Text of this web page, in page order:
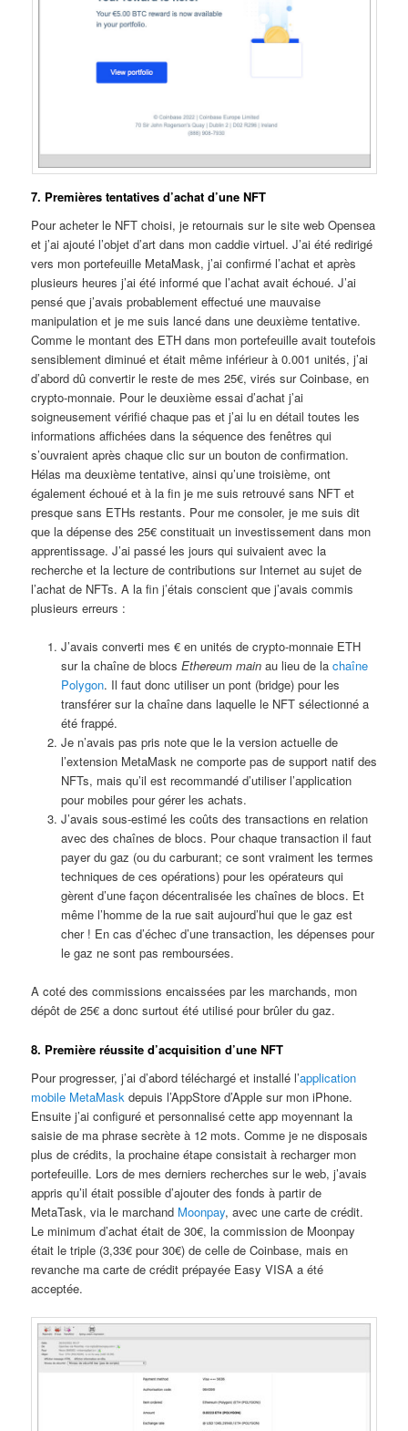
7. Premières tentatives d’achat d’une NFT
Pour acheter le NFT choisi, je retournais sur le site web Opensea
et j’ai ajouté l’objet d’art dans mon caddie virtuel. J’ai été redirigé
vers mon portefeuille MetaMask, j’ai confirmé l’achat et après
plusieurs heures j’ai été informé que l’achat avait échoué. J’ai
pensé que j’avais probablement effectué une mauvaise
manipulation et je me suis lancé dans une deuxième tentative.
Comme le montant des ETH dans mon portefeuille avait toutefois
sensiblement diminué et était même inférieur à 0.001 unités, j’ai
d’abord dû convertir le reste de mes 25€, virés sur Coinbase, en
crypto-monnaie. Pour le deuxième essai d’achat j’ai
soigneusement vérifié chaque pas et j’ai lu en détail toutes les
informations affichées dans la séquence des fenêtres qui
s’ouvraient après chaque clic sur un bouton de confirmation.
Hélas ma deuxième tentative, ainsi qu’une troisième, ont
également échoué et à la fin je me suis retrouvé sans NFT et
presque sans ETHs restants. Pour me consoler, je me suis dit
que la dépense des 25€ constituait un investissement dans mon
apprentissage. J’ai passé les jours qui suivaient avec la
recherche et la lecture de contributions sur Internet au sujet de
l’achat de NFTs. A la fin j’étais conscient que j’avais commis
plusieurs erreurs :
J’avais converti mes € en unités de crypto-monnaie ETH
sur la chaîne de blocs Ethereum mainau lieu de la chaîne
Polygon. Il faut donc utiliser un pont (bridge) pour les
transférer sur la chaîne dans laquelle le NFT sélectionné a
été frappé.
Je n’avais pas pris note que le la version actuelle de
l’extension MetaMask ne comporte pas de support natif des
NFTs, mais qu’il est recommandé d’utiliser l’application
pour mobiles pour gérer les achats.
J’avais sous-estimé les coûts des transactions en relation
avec des chaînes de blocs. Pour chaque transaction il faut
payer du gaz (ou du carburant; ce sont vraiment les termes
techniques de ces opérations) pour les opérateurs qui
gèrent d’une façon décentralisée les chaînes de blocs. Et
même l’homme de la rue sait aujourd’hui que le gaz est
cher ! En cas d’échec d’une transaction, les dépenses pour
le gaz ne sont pas remboursées.
A coté des commissions encaissées par les marchands, mon
dépôt de 25€ a donc surtout été utilisé pour brûler du gaz.
8. Première réussite d’acquisition d’une NFT
Pour progresser, j’ai d’abord téléchargé et installé l’application
mobile MetaMask depuis l’AppStore d’Apple sur mon iPhone.
Ensuite j’ai configuré et personnalisé cette app moyennant la
saisie de ma phrase secrète à 12 mots. Comme je ne disposais
plus de crédits, la prochaine étape consistait à recharger mon
portefeuille. Lors de mes derniers recherches sur le web, j’avais
appris qu’il était possible d’ajouter des fonds à partir de
MetaTask, via le marchand Moonpay, avec une carte de crédit.
Le minimum d’achat était de 30€, la commission de Moonpay
était le triple (3,33€ pour 30€) de celle de Coinbase, mais en
revanche ma carte de crédit prépayée Easy VISA a été
acceptée.